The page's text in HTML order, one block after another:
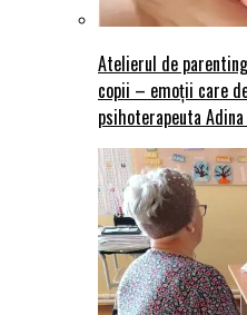
Atelierul de
copii – emoții care
psihoterapeuta